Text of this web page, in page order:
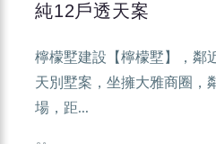
純12戶透天案
檸檬墅建設【檸檬墅】，鄰
天別墅案，坐擁大雅商圈，
場，距...